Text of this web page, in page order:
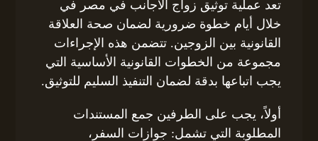
تعد عملية توثيق زواج الأجانب في مصر في
خلال أيام خطوة ضرورية لضمان صحة العلاقة
القانونية بين الزوجين. تتضمن هذه الإجراءات
مجموعة من الخطوات القانونية الأساسية التي
يجب اتباعها بدقة لضمان التنفيذ السليم للتوثيق.
أولاً، يجب على الطرفين جمع المستندات
المطلوبة التي تشمل: جوازات السفر،